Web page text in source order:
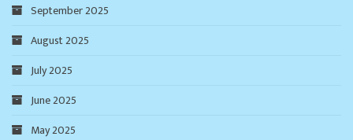
September 2025
August 2025
July 2025
June 2025
May 2025